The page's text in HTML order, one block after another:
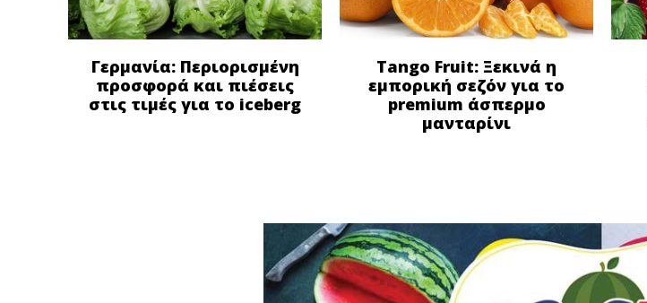
Γερμανία: Περιορισμένη
προσφορά και πιέσεις
στις τιμές για το iceberg
Tango Fruit: Ξεκινά η
εμπορική σεζόν για το
premium άσπερμο
μανταρίνι